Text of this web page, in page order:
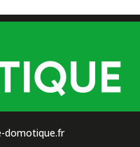
domotique.fr